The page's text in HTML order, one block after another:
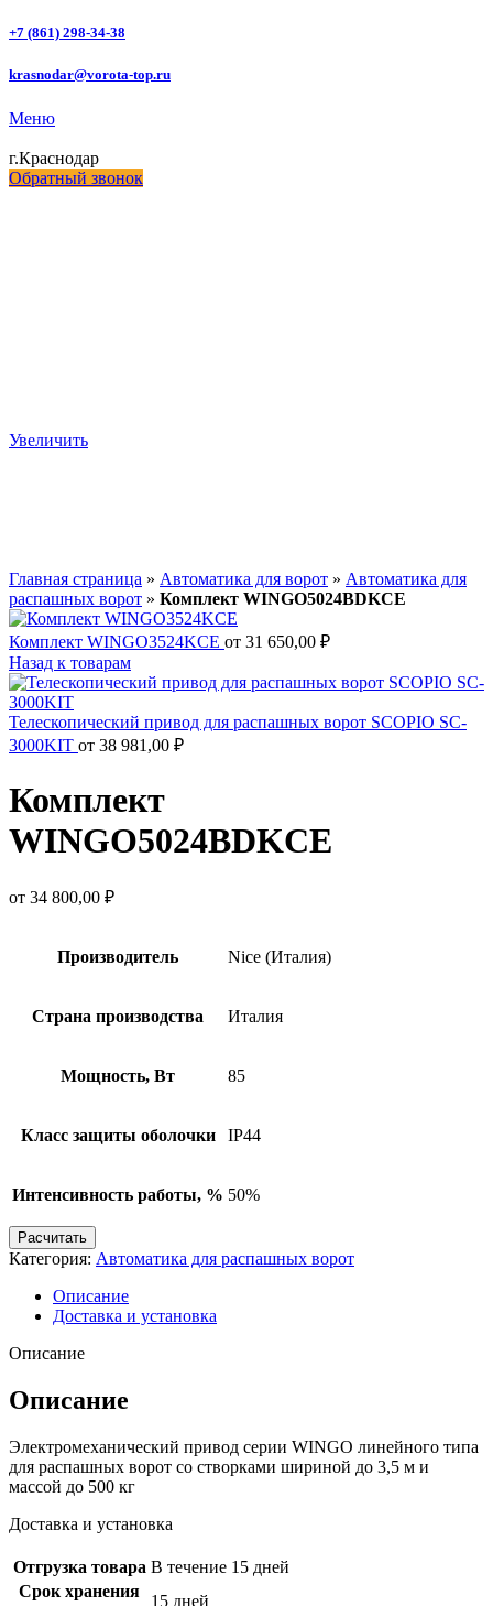
+7 (861) 298-34-38
krasnodar@vorota-top.ru
Меню
г.Краснодар
Обратный звонок
Увеличить
Главная страница » Автоматика для ворот » Автоматика для
распашных ворот » Комплект WINGO5024BDKCE
Комплект WINGO3524KCE от 31 650,00 ₽
Назад к товарам
Телескопический привод для распашных ворот SCOPIO SC-
3000KIT от 38 981,00 ₽
Комплект
WINGO5024BDKCE
от 34 800,00 ₽
Производитель Nice (Италия)
Страна производства Италия
Мощность, Вт 85
Класс защиты оболочки IP44
Интенсивность работы, % 50%
Расчитать
Категория: Автоматика для распашных ворот
Описание
Доставка и установка
Описание
Описание
Электромеханический привод серии WINGO линейного типа
для распашных ворот со створками шириной до 3,5 м и
массой до 500 кг
Доставка и установка
Отгрузка товара В течение 15 дней
Срок хранения
15 дней